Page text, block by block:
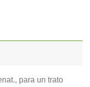
para un trato